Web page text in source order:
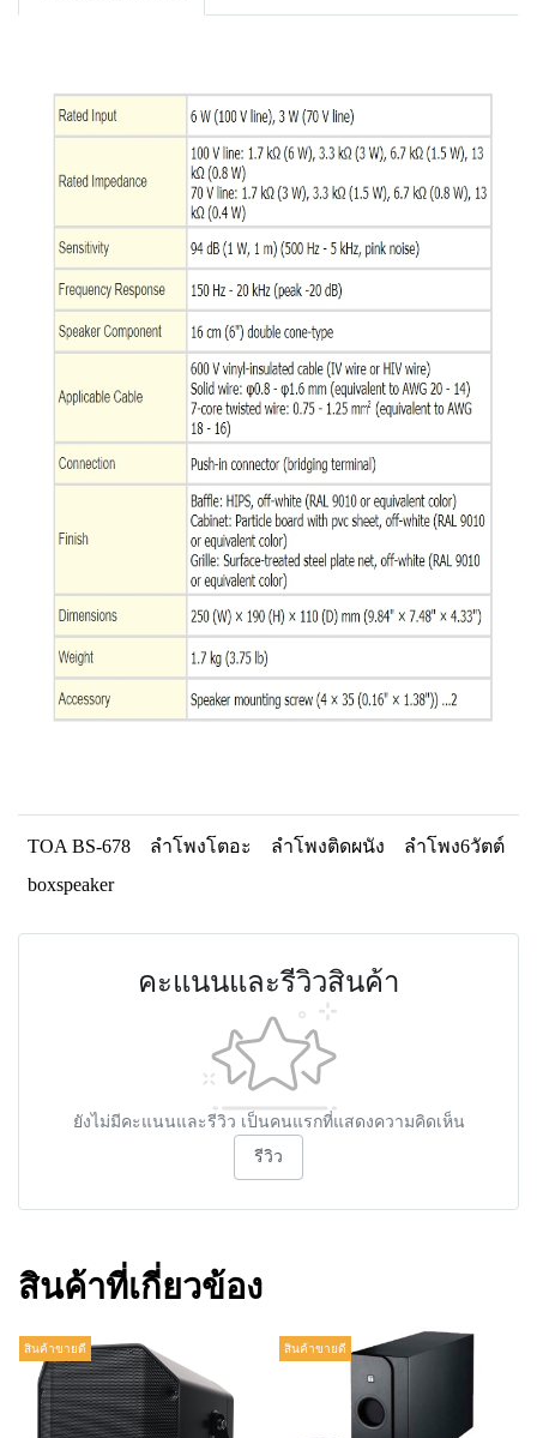
TOA BS-678 ลำโพงโตอะ ลำโพงติดผนัง
ลำโพง6วัตต์
boxspeaker
คะแนนและรีวิวสินค้า
ยังไม่มีคะแนนและรีวิว เป็นคนแรกที่แสดงความคิดเห็น
รีวิว
สินค้าที่เกี่ยวข้อง
สินค้าขายดี สินค้าขายดี